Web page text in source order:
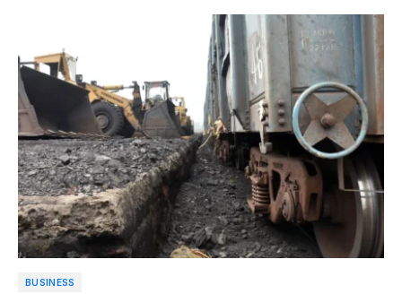
BUSINESS